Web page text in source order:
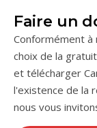
Faire un
Conformément à
choix de la
et télécharger
l'existence de la
nous vous